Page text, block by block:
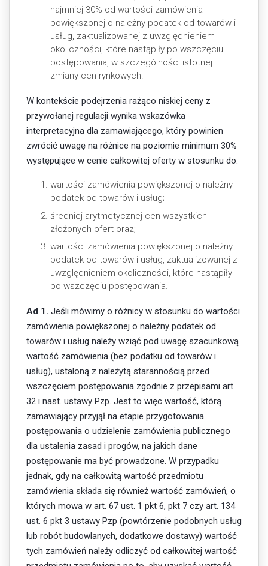
najmniej 30% od wartości zamówienia
powiększonej o należny podatek od towarów i
usług, zaktualizowanej z uwzględnieniem
okoliczności, które nastąpiły po wszczęciu
postępowania, w szczególności istotnej
zmiany cen rynkowych.
W kontekście podejrzenia rażąco niskiej ceny z
przywołanej regulacji wynika wskazówka
interpretacyjna dla zamawiającego, który powinien
zwrócić uwagę na różnice na poziomie minimum 30%
występujące w cenie całkowitej oferty w stosunku do:
wartości zamówienia powiększonej o należny
podatek od towarów i usług;
średniej arytmetycznej cen wszystkich
złożonych ofert oraz;
wartości zamówienia powiększonej o należny
podatek od towarów i usług, zaktualizowanej z
uwzględnieniem okoliczności, które nastąpiły
po wszczęciu postępowania.
Ad 1. Jeśli mówimy o różnicy w stosunku do wartości
zamówienia powiększonej o należny podatek od
towarów i usług należy wziąć pod uwagę szacunkową
wartość zamówienia (bez podatku od towarów i
usług), ustaloną z należytą starannością przed
wszczęciem postępowania zgodnie z przepisami art.
32 i nast. ustawy Pzp. Jest to więc wartość, którą
zamawiający przyjął na etapie przygotowania
postępowania o udzielenie zamówienia publicznego
dla ustalenia zasad i progów, na jakich dane
postępowanie ma być prowadzone. W przypadku
jednak, gdy na całkowitą wartość przedmiotu
zamówienia składa się również wartość zamówień, o
których mowa w art. 67 ust. 1 pkt 6, pkt 7 czy art. 134
ust. 6 pkt 3 ustawy Pzp (powtórzenie podobnych usług
lub robót budowlanych, dodatkowe dostawy) wartość
tych zamówień należy odliczyć od całkowitej wartość